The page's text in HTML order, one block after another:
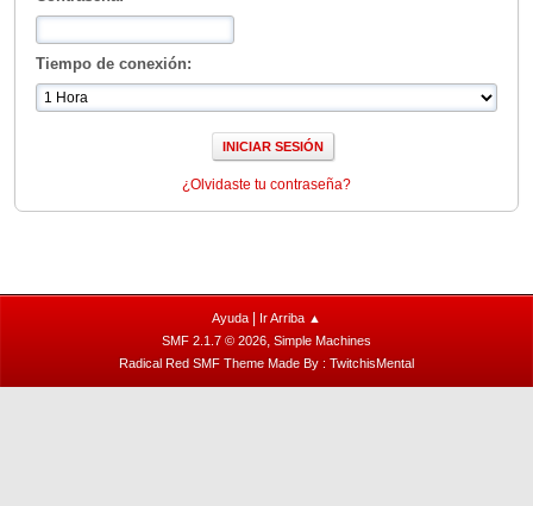
Tiempo de conexión:
¿Olvidaste tu contraseña?
Ayuda
Ir Arriba ▲
SMF 2.1.7 © 2026, Simple Machines
Radical Red SMF Theme Made By : TwitchisMental